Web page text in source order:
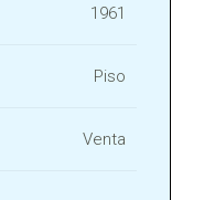
1961
Piso
Venta